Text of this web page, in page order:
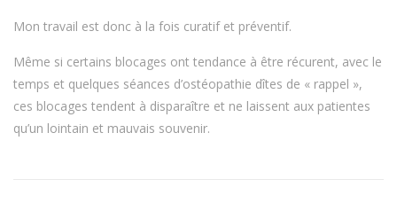
Mon travail est donc à la fois curatif et préventif.
Même si certains blocages ont tendance à être récurent, avec le
temps et quelques séances d’ostéopathie dîtes de « rappel »,
ces blocages tendent à disparaître et ne laissent aux patientes
qu’un lointain et mauvais souvenir.